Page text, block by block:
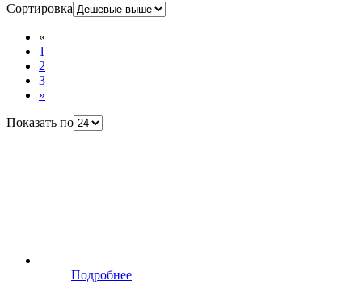
Сортировка
«
1
2
3
»
Показать по
Подробнее